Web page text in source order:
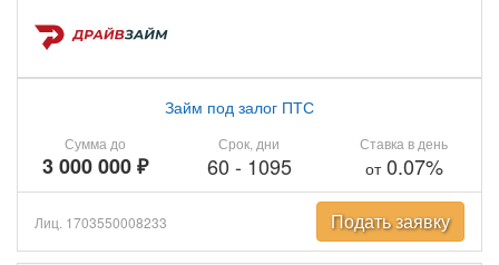
Сумма до
3 000 000 ₽
Займ под залог ПТС
Срок, дни
60 - 1095
Ставка в день
от0.07%
Лиц. 1703550008233 Подать заявку